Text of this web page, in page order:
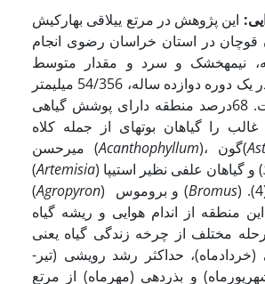
: این پژوهش در مرتع ییلاقی بهارکیش
قوچان در استان خراسان رضوی انجام
نیمه­خشک و سرد و مقدار متوسط
بارندگی برای آن در یک دوره دوازده ساله، 54/356 میلی­متر
گزارش شده است. 68­درصد منطقه دارای پوشش گیاهی
را گیاهان بوته­ای از جمله کلاه
میرحسن (Acanthophyllum )، گون(
(Artemisia ) و گیاهان علفی نظیر استیپا (
(Agropyron ) و بروموس (Bromus) تشکیل می دهند (4).
منطقه از اندام هوایی و ریشه گیاه
مختلف از چرخه زندگی گیاه یعنی
حداکثر رشد رویشی (تیر­
و بذردهی (مهر­ماه) از مرتع